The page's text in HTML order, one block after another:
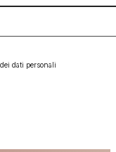
dati personali